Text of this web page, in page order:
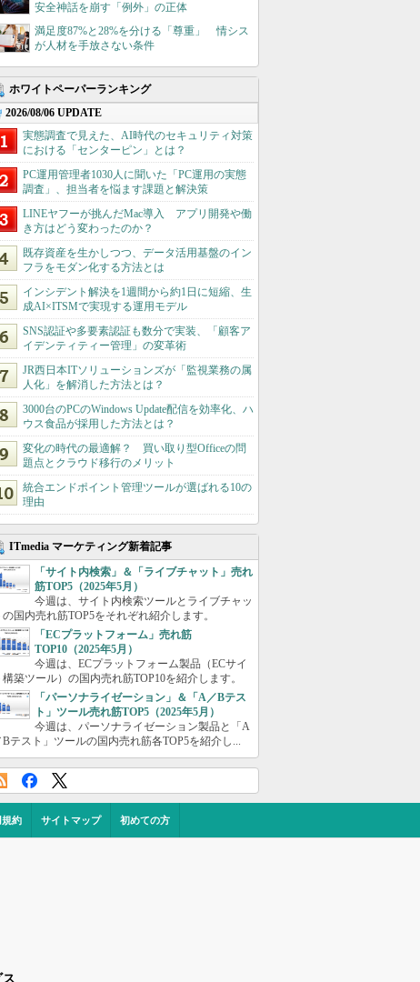
安全神話を崩す「例外」の正体
満足度87%と28%を分ける「尊重」 情シス
が人材を手放さない条件
ホワイトペーパーランキング
2026/08/06 UPDATE
実態調査で見えた、AI時代のセキュリティ対策
における「センターピン」とは？
PC運用管理者1030人に聞いた「PC運用の実態
調査」、担当者を悩ます課題と解決策
LINEヤフーが挑んだMac導入 アプリ開発や働
き方はどう変わったのか？
既存資産を生かしつつ、データ活用基盤のイン
フラをモダン化する方法とは
インシデント解決を1週間から約1日に短縮、生
成AI×ITSMで実現する運用モデル
SNS認証や多要素認証も数分で実装、「顧客ア
イデンティティー管理」の変革術
JR西日本ITソリューションズが「監視業務の属
人化」を解消した方法とは？
3000台のPCのWindows Update配信を効率化、ハ
ウス食品が採用した方法とは？
変化の時代の最適解？ 買い取り型Officeの問
題点とクラウド移行のメリット
統合エンドポイント管理ツールが選ばれる10の
理由
ITmedia マーケティング新着記事
「サイト内検索」＆「ライブチャット」売れ
筋TOP5（2025年5月）
今週は、サイト内検索ツールとライブチャッ
の国内売れ筋TOP5をそれぞれ紹介します。
「ECプラットフォーム」売れ筋
TOP10（2025年5月）
今週は、ECプラットフォーム製品（ECサイ
構築ツール）の国内売れ筋TOP10を紹介します。
「パーソナライゼーション」＆「A／Bテス
ト」ツール売れ筋TOP5（2025年5月）
今週は、パーソナライゼーション製品と「A
Bテスト」ツールの国内売れ筋各TOP5を紹介し...
約 サイトマップ 初めての方
ス